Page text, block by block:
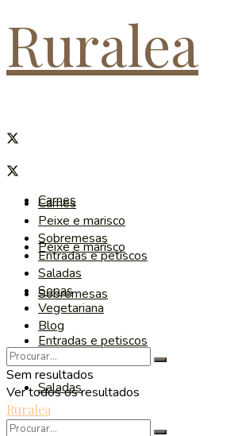
Ruralea
Carnes
Peixe e marisco
Sobremesas
Entradas e petiscos
Saladas
Carnes
Peixe e marisco
Sobremesas
Entradas e petiscos
Saladas
Sopas
Vegetariana
Blog
Sem resultados
Ver todos os resultados
Ruralea